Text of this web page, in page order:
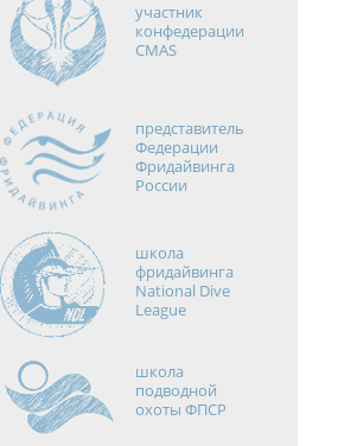
участник
конфедерации
CMAS
представитель
Федерации
Фридайвинга
России
школа
фридайвинга
National Dive
League
школа
подводной
охоты ФПСР